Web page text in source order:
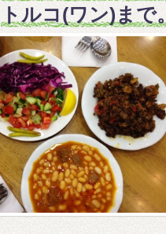
トルコ(ワン)まで。